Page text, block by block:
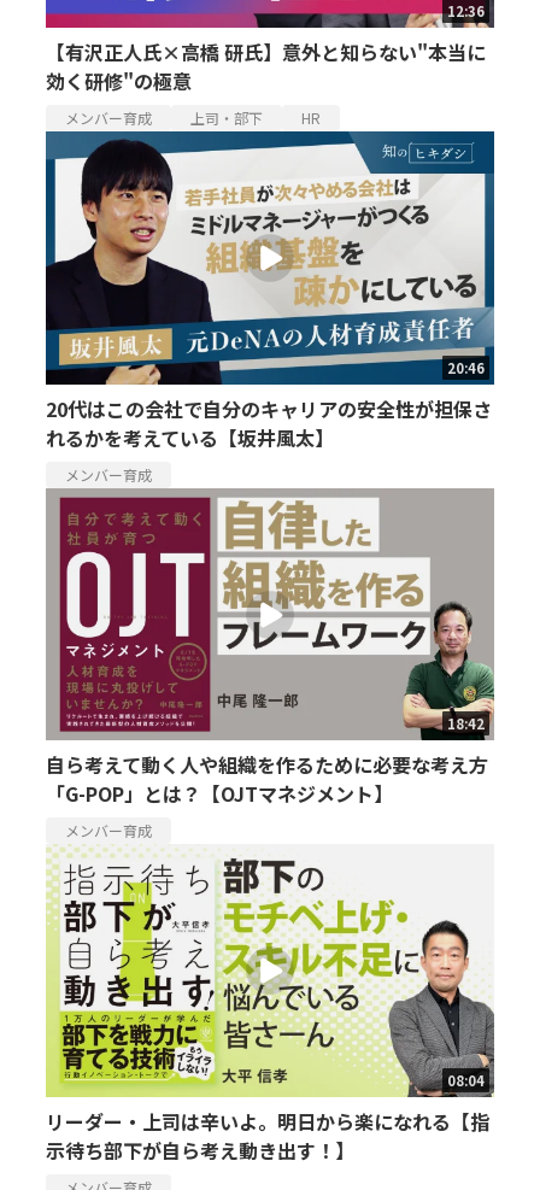
12:36
【有沢正人氏×高橋 研氏】意外と知らない"本当に
効く研修"の極意
メンバー育成 上司・部下 HR
20:46
20代はこの会社で自分のキャリアの安全性が担保さ
れるかを考えている【坂井風太】
メンバー育成
18:42
自ら考えて動く人や組織を作るために必要な考え方
「G-POP」とは？【OJTマネジメント】
メンバー育成
08:04
リーダー・上司は辛いよ。明日から楽になれる【指
示待ち部下が自ら考え動き出す！】